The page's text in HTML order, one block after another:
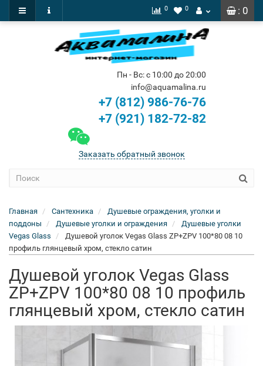
: 0
0 0
Пн - Вс: с 10:00 до 20:00
info@aquamalina.ru
+7 (812) 986-76-76
+7 (921) 182-72-82
Заказать обратный звонок
Главная Сантехника
Душевые ограждения, уголки и
поддоны
Душевые уголки и ограждения
Душевые уголки
Vegas Glass
Душевой уголок Vegas Glass ZP+ZPV 100*80 08 10
профиль глянцевый хром, стекло сатин
Душевой уголок Vegas Glass
ZP+ZPV 100*80 08 10 профиль
глянцевый хром, стекло сатин